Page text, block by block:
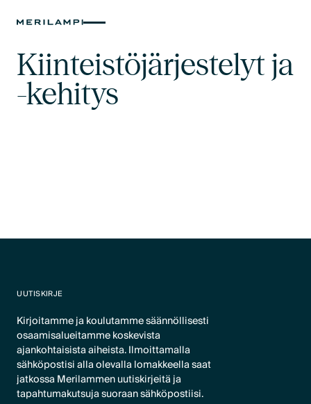
Kiinteistöjärjestelyt ja
-kehitys
UUTISKIRJE
Kirjoitamme ja koulutamme säännöllisesti
osaamisalueitamme koskevista
ajankohtaisista aiheista. Ilmoittamalla
sähköpostisi alla olevalla lomakkeella saat
jatkossa Merilammen uutiskirjeitä ja
tapahtumakutsuja suoraan sähköpostiisi.